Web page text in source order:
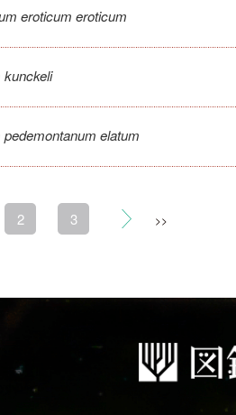
eroticum eroticum
elatum
2 3 >>